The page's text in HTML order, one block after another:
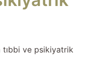
tıbbi ve psikiyatrik